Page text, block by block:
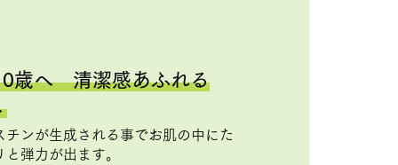
歳へ 清潔感あふれる
ンが生成される事でお肌の中にた
弾力が出ます。